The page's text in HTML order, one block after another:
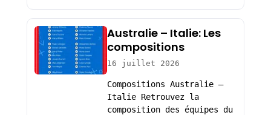
Australie – Italie: Les
compositions
16 juillet 2026
Compositions Australie –
Italie Retrouvez la
composition des équipes du